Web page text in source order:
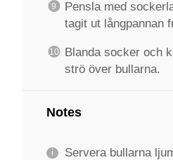
Pensla med
tagit ut långpannan
Blanda socker och
strö över bullarna.
Notes
Servera bullarna